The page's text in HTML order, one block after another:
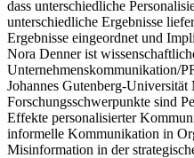
dass unterschiedliche
unterschiedliche Ergebnisse
Ergebnisse eingeordnet und
Nora Denner ist
Unternehmenskommunikation/
Johannes Gutenberg-Universität
Forschungsschwerpunkte sind
Effekte personalisierter
informelle Kommunikation in
Misinformation in der